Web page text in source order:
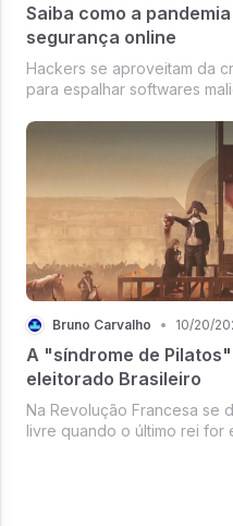
Saiba como a
segurança online
Hackers se aproveitam da
para espalhar softwares
dinheiro rapidamente.
Bruno Carvalho • 10/20/
A "síndrome de
eleitorado Brasileiro
Na Revolução Francesa se
livre quando o último rei for